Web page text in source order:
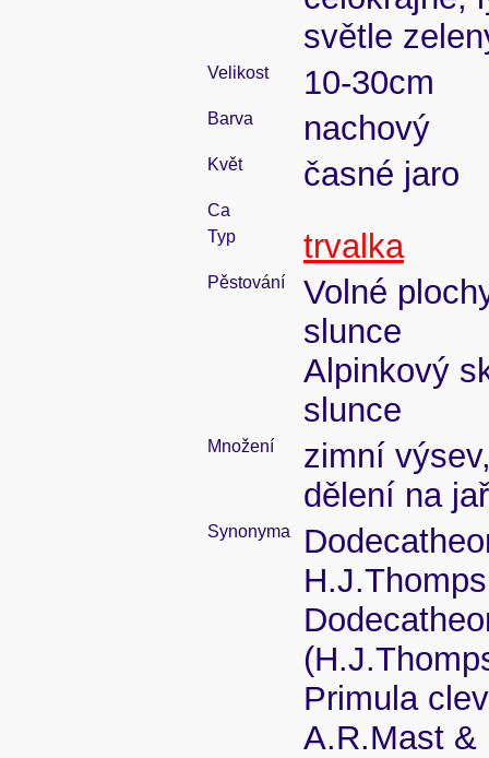
světle
Velikost 10-30cm
Barva nachový
Květ časné jaro
Ca
Typ
trvalka
Pěstování
Volné
slunce
Alpinkový
slunce
Množení
zimní
dělení na
Synonyma
Primula
A.R.Mast &